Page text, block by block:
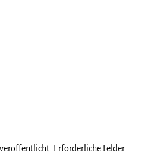
Erforderliche Felder